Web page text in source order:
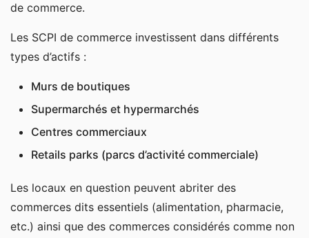
de commerce.
Les SCPI de commerce investissent dans différents
types d’actifs :
Murs de boutiques
Supermarchés et hypermarchés
Centres commerciaux
Retails parks (parcs d’activité commerciale)
Les locaux en question peuvent abriter des
commerces dits essentiels (alimentation, pharmacie,
etc.) ainsi que des commerces considérés comme non